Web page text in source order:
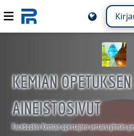
KEMIAN OPETUKSEN
AINEISTOSIVUT
Facebookin Kemian opettajien vertaisryhmän